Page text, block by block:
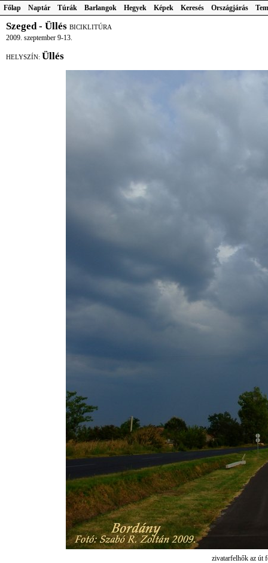
Főlap Naptár Túrák Barlangok Hegyek Képek Keresés Országjárás
Szeged - Üllés BICIKLITÚRA
2009. szeptember 9-13.
HELYSZÍN: Üllés
zivatarfelhők az út